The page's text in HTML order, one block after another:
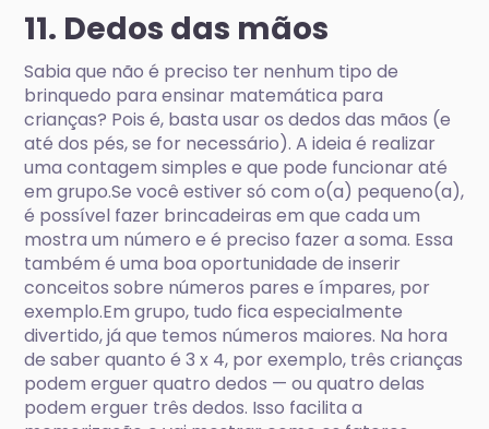
11. Dedos das mãos
Sabia que não é preciso ter nenhum tipo de
brinquedo para ensinar matemática para
crianças? Pois é, basta usar os dedos das mãos (e
até dos pés, se for necessário). A ideia é realizar
uma contagem simples e que pode funcionar até
em grupo.Se você estiver só com o(a) pequeno(a),
é possível fazer brincadeiras em que cada um
mostra um número e é preciso fazer a soma. Essa
também é uma boa oportunidade de inserir
conceitos sobre números pares e ímpares, por
exemplo.Em grupo, tudo fica especialmente
divertido, já que temos números maiores. Na hora
de saber quanto é 3 x 4, por exemplo, três crianças
podem erguer quatro dedos — ou quatro delas
podem erguer três dedos. Isso facilita a